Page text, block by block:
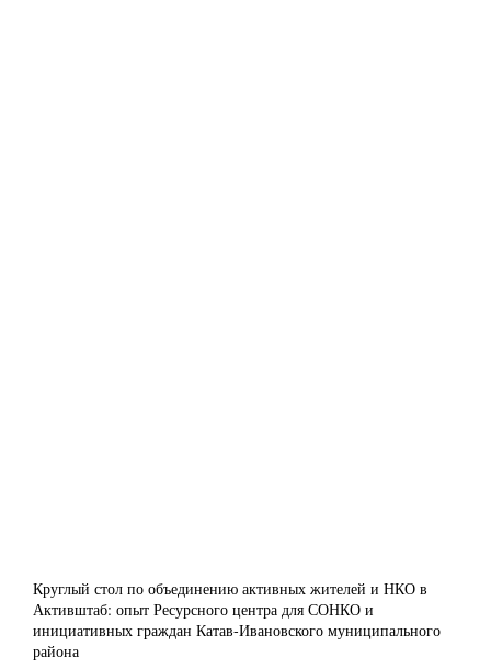
Круглый стол по объединению активных жителей и НКО в
Активштаб: опыт Ресурсного центра для СОНКО и
инициативных граждан Катав-Ивановского муниципального
района